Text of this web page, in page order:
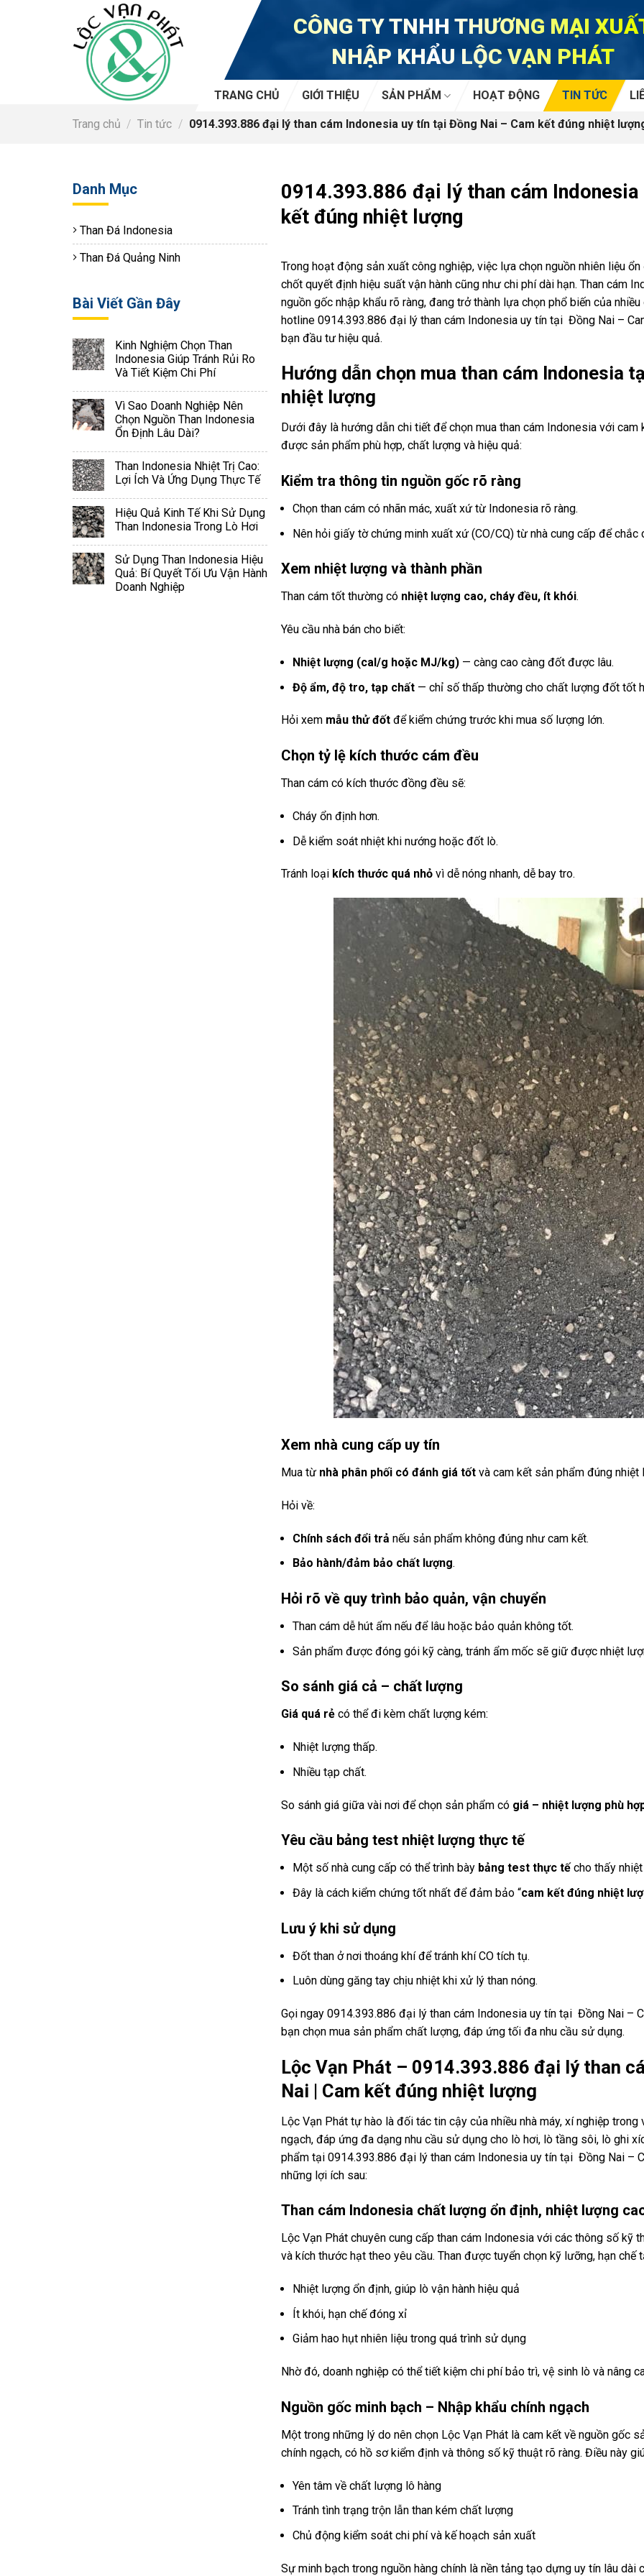
CÔNG TY TNHH THƯƠNG MẠI
NHẬP KHẨU LỘC VẠN PHÁT
TRANG CHỦ GIỚI THIỆU SẢN PHẨM HOẠT ĐỘNG TIN TỨC
Trang chủ / Tin tức / 0914.393.886 đại lý than cám Indonesia uy tín tại Đồng Nai – Cam kết đúng nhiệt
Danh Mục
Than Đá Indonesia
Than Đá Quảng Ninh
Bài Viết Gần Đây
Kinh Nghiệm Chọn Than
Indonesia Giúp Tránh Rủi Ro
Và Tiết Kiệm Chi Phí
Vì Sao Doanh Nghiệp Nên
Chọn Nguồn Than Indonesia
Ổn Định Lâu Dài?
Than Indonesia Nhiệt Trị Cao:
Lợi Ích Và Ứng Dụng Thực Tế
Hiệu Quả Kinh Tế Khi Sử Dụng
Than Indonesia Trong Lò Hơi
Sử Dụng Than Indonesia Hiệu
Quả: Bí Quyết Tối Ưu Vận Hành
Doanh Nghiệp
0914.393.886 đại lý than cám
kết đúng nhiệt lượng
Trong hoạt động sản xuất công nghiệp, việc lựa chọn nguồn nhiên liệu
chốt quyết định hiệu suất vận hành cũng như chi phí dài hạn. Than cám
nguồn gốc nhập khẩu rõ ràng, đang trở thành lựa chọn phổ biến của
hotline 0914.393.886 đại lý than cám Indonesia uy tín tại Đồng Nai –
bạn đầu tư hiệu quả.
Hướng dẫn chọn mua than cám Indonesia
nhiệt lượng
Dưới đây là hướng dẫn chi tiết để chọn mua than cám Indonesia với
được sản phẩm phù hợp, chất lượng và hiệu quả:
Kiểm tra thông tin nguồn gốc rõ ràng
Chọn than cám có nhãn mác, xuất xứ từ Indonesia rõ ràng.
Nên hỏi giấy tờ chứng minh xuất xứ (CO/CQ) từ nhà cung cấp để chắc
Xem nhiệt lượng và thành phần
Than cám tốt thường có nhiệt lượng cao, cháy đều, ít khói.
Yêu cầu nhà bán cho biết:
Nhiệt lượng (cal/g hoặc MJ/kg) — càng cao càng đốt được lâu.
Độ ẩm, độ tro, tạp chất — chỉ số thấp thường cho chất lượng đốt tốt
Hỏi xem mẫu thử đốt để kiểm chứng trước khi mua số lượng lớn.
Chọn tỷ lệ kích thước cám đều
Than cám có kích thước đồng đều sẽ:
Cháy ổn định hơn.
Dễ kiểm soát nhiệt khi nướng hoặc đốt lò.
Tránh loại kích thước quá nhỏ vì dễ nóng nhanh, dễ bay tro.
Xem nhà cung cấp uy tín
Mua từ nhà phân phối có đánh giá tốt và cam kết sản phẩm đúng nhiệt
Hỏi về:
Chính sách đổi trả nếu sản phẩm không đúng như cam kết.
Bảo hành/đảm bảo chất lượng.
Hỏi rõ về quy trình bảo quản, vận chuyển
Than cám dễ hút ẩm nếu để lâu hoặc bảo quản không tốt.
Sản phẩm được đóng gói kỹ càng, tránh ẩm mốc sẽ giữ được nhiệt
So sánh giá cả – chất lượng
Giá quá rẻ có thể đi kèm chất lượng kém:
Nhiệt lượng thấp.
Nhiều tạp chất.
So sánh giá giữa vài nơi để chọn sản phẩm có giá – nhiệt lượng phù
Yêu cầu bảng test nhiệt lượng thực tế
Một số nhà cung cấp có thể trình bày bảng test thực tế cho thấy
Đây là cách kiểm chứng tốt nhất để đảm bảo “cam kết đúng nhiệt
Lưu ý khi sử dụng
Đốt than ở nơi thoáng khí để tránh khí CO tích tụ.
Luôn dùng găng tay chịu nhiệt khi xử lý than nóng.
Gọi ngay 0914.393.886 đại lý than cám Indonesia uy tín tại Đồng Nai –
bạn chọn mua sản phẩm chất lượng, đáp ứng tối đa nhu cầu sử dụng.
Lộc Vạn Phát – 0914.393.886 đại lý than
Nai | Cam kết đúng nhiệt lượng
Lộc Vạn Phát tự hào là đối tác tin cậy của nhiều nhà máy, xí nghiệp
ngạch, đáp ứng đa dạng nhu cầu sử dụng cho lò hơi, lò tầng sôi, lò ghi
phẩm tại 0914.393.886 đại lý than cám Indonesia uy tín tại Đồng Nai –
những lợi ích sau:
Than cám Indonesia chất lượng ổn định, nhiệt lượng
Lộc Vạn Phát chuyên cung cấp than cám Indonesia với các thông số kỹ
và kích thước hạt theo yêu cầu. Than được tuyển chọn kỹ lưỡng, hạn chế
Nhiệt lượng ổn định, giúp lò vận hành hiệu quả
Ít khói, hạn chế đóng xỉ
Giảm hao hụt nhiên liệu trong quá trình sử dụng
Nhờ đó, doanh nghiệp có thể tiết kiệm chi phí bảo trì, vệ sinh lò và nâng
Nguồn gốc minh bạch – Nhập khẩu chính ngạch
Một trong những lý do nên chọn Lộc Vạn Phát là cam kết về nguồn gốc
chính ngạch, có hồ sơ kiểm định và thông số kỹ thuật rõ ràng. Điều này
Yên tâm về chất lượng lô hàng
Tránh tình trạng trộn lẫn than kém chất lượng
Chủ động kiểm soát chi phí và kế hoạch sản xuất
Sự minh bạch trong nguồn hàng chính là nền tảng tạo dựng uy tín lâu dài